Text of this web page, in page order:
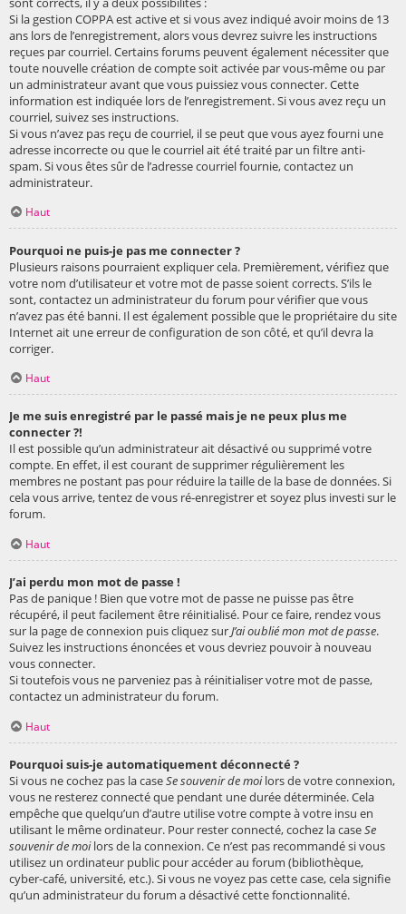
Si la gestion COPPA est active et si vous avez indiqué avoir moins de 13
ans lors de l’enregistrement, alors vous devrez suivre les instructions
reçues par courriel. Certains forums peuvent également nécessiter que
toute nouvelle création de compte soit activée par vous-même ou par
un administrateur avant que vous puissiez vous connecter. Cette
information est indiquée lors de l’enregistrement. Si vous avez reçu un
courriel, suivez ses instructions.
Si vous n’avez pas reçu de courriel, il se peut que vous ayez fourni une
adresse incorrecte ou que le courriel ait été traité par un filtre anti-
spam. Si vous êtes sûr de l’adresse courriel fournie, contactez un
administrateur.
Haut
Pourquoi ne puis-je pas me connecter ?
Plusieurs raisons pourraient expliquer cela. Premièrement, vérifiez que
votre nom d’utilisateur et votre mot de passe soient corrects. S’ils le
sont, contactez un administrateur du forum pour vérifier que vous
n’avez pas été banni. Il est également possible que le propriétaire du site
Internet ait une erreur de configuration de son côté, et qu’il devra la
corriger.
Haut
Je me suis enregistré par le passé mais je ne peux plus me
connecter ?!
Il est possible qu’un administrateur ait désactivé ou supprimé votre
compte. En effet, il est courant de supprimer régulièrement les
membres ne postant pas pour réduire la taille de la base de données. Si
cela vous arrive, tentez de vous ré-enregistrer et soyez plus investi sur le
forum.
Haut
J’ai perdu mon mot de passe !
Pas de panique ! Bien que votre mot de passe ne puisse pas être
récupéré, il peut facilement être réinitialisé. Pour ce faire, rendez vous
sur la page de connexion puis cliquez surJ’ai oublié mon mot de passe.
Suivez les instructions énoncées et vous devriez pouvoir à nouveau
vous connecter.
Si toutefois vous ne parveniez pas à réinitialiser votre mot de passe,
contactez un administrateur du forum.
Haut
Pourquoi suis-je automatiquement déconnecté ?
Si vous ne cochez pas la caseSe souvenir de moilors de votre connexion,
vous ne resterez connecté que pendant une durée déterminée. Cela
empêche que quelqu’un d’autre utilise votre compte à votre insu en
utilisant le même ordinateur. Pour rester connecté, cochez la caseSe
souvenir de moilors de la connexion. Ce n’est pas recommandé si vous
utilisez un ordinateur public pour accéder au forum (bibliothèque,
cyber-café, université, etc.). Si vous ne voyez pas cette case, cela signifie
qu’un administrateur du forum a désactivé cette fonctionnalité.